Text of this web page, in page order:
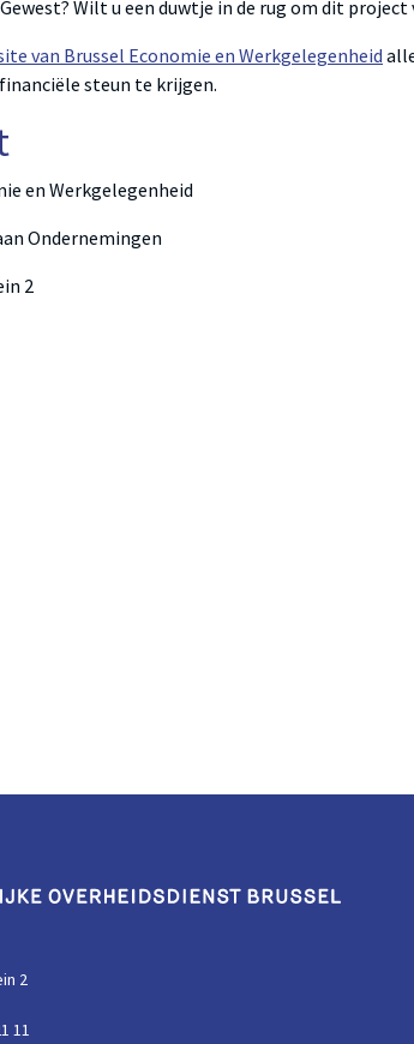
Wilt u een duwtje in de rug om dit
van Brussel Economie en Werkgelegenheid
steun te krijgen.
en Werkgelegenheid
Ondernemingen
2
2
11